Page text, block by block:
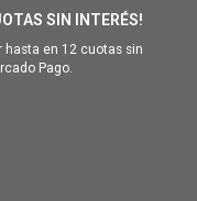
SIN INTERÉS!
hasta en 12 cuotas sin
Pago.